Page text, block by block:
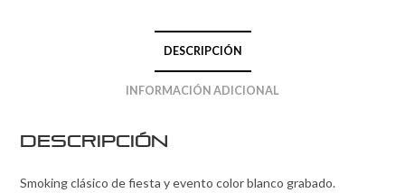
DESCRIPCIÓN
INFORMACIÓN ADICIONAL
Descripción
Smoking clásico de fiesta y evento color blanco grabado.